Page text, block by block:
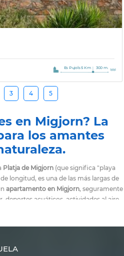
Es Pujols 5 Km 300 m.
3 4 5
en Migjorn? La
los amantes
Platja de Migjorn (que significa "playa
longitud, es una de las más largas de
apartamento en Migjorn, seguramente
deportes acuáticos, actividades al aire
la que la ciudad de Es Pujols es la
brillantes entre el verde y el azul,